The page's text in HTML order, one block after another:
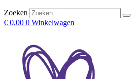
Zoeken
€ 0,00 0 Winkelwagen